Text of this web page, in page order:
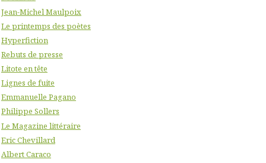
Jean-Michel Maulpoix
Le printemps des poètes
Hyperfiction
Rebuts de presse
Litote en tête
Lignes de fuite
Emmanuelle Pagano
Philippe Sollers
Le Magazine littéraire
Eric Chevillard
Albert Caraco